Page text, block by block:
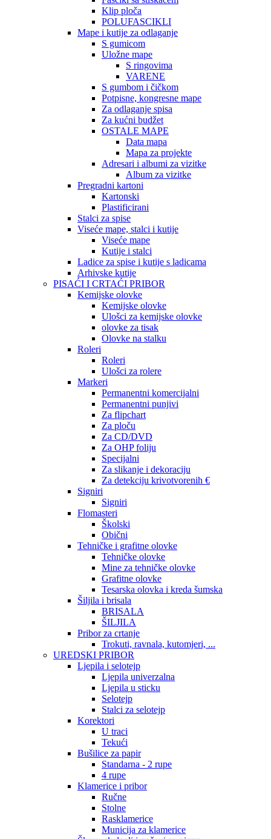
Klip ploča
POLUFASCIKLI
Mape i kutije za odlaganje
S gumicom
Uložne mape
S ringovima
VARENE
S gumbom i čičkom
Potpisne, kongresne mape
Za odlaganje spisa
Za kućni budžet
OSTALE MAPE
Data mapa
Mapa za projekte
Adresari i albumi za vizitke
Album za vizitke
Pregradni kartoni
Kartonski
Plastificirani
Stalci za spise
Viseće mape, stalci i kutije
Viseće mape
Kutije i stalci
Ladice za spise i kutije s ladicama
Arhivske kutije
PISAĆI I CRTAĆI PRIBOR
Kemijske olovke
Kemijske olovke
Ulošci za kemijske olovke
olovke za tisak
Olovke na stalku
Roleri
Roleri
Ulošci za rolere
Markeri
Permanentni komercijalni
Permanentni punjivi
Za flipchart
Za ploču
Za CD/DVD
Za OHP foliju
Specijalni
Za slikanje i dekoraciju
Za detekciju krivotvorenih €
Signiri
Signiri
Flomasteri
Školski
Obični
Tehničke i grafitne olovke
Tehničke olovke
Mine za tehničke olovke
Grafitne olovke
Tesarska olovka i kreda šumska
Šiljila i brisala
BRISALA
ŠILJILA
Pribor za crtanje
Trokuti, ravnala, kutomjeri, ...
UREDSKI PRIBOR
Ljepila i selotejp
Ljepila univerzalna
Ljepila u sticku
Selotejp
Stalci za selotejp
Korektori
U traci
Tekući
Bušilice za papir
Standarna - 2 rupe
4 rupe
Klamerice i pribor
Ručne
Stolne
Rasklamerice
Municija za klamerice